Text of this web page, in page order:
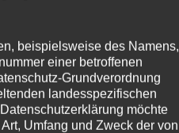
die Antwort
Stephan Wefelscheid
über das
beispielsweise des Namens,
einer betroffenen
Grundverordnung
landesspezifischen
möchte
Umfang und Zweck der von